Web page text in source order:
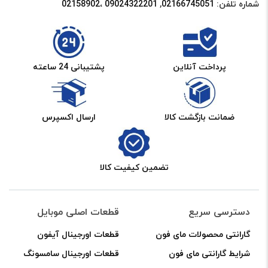
شماره تلفن: 02166745051‌
, 09024322201 ،02158902
پرداخت آنلاین پشتیبانی 24 ساعته
ضمانت بازگشت کالا ارسال اکسپرس
تضمین کیفیت کالا
دسترسی سریع
گارانتی محصولات مای فون
شرایط گارانتی مای فون
قطعات اصلی موبایل
قطعات اورجینال آیفون
قطعات اورجینال سامسونگ